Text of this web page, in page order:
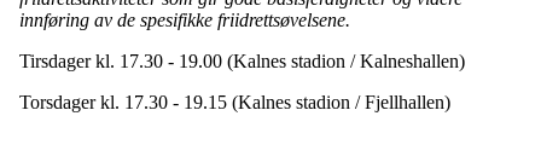
innføring av de spesifikke friidrettsøvelsene.
Tirsdager kl. 17.30 - 19.00 (Kalnes stadion / Kalneshallen)
Torsdager kl. 17.30 - 19.15 (Kalnes stadion / Fjellhallen)